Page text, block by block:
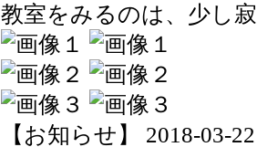
教室をみるのは、少し
【お知らせ】 2018-03-